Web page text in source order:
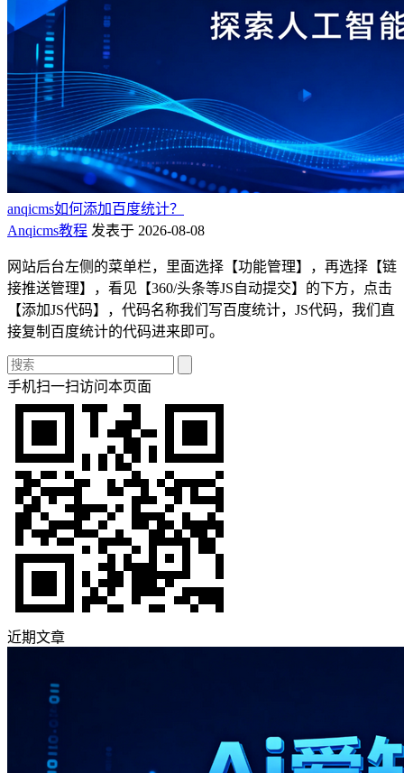
anqicms如何添加百度统计？
Anqicms教程 发表于 2026-08-08
网站后台左侧的菜单栏，里面选择【功能管理】，再选择【链
接推送管理】，看见【360/头条等JS自动提交】的下方，点击
【添加JS代码】，代码名称我们写百度统计，JS代码，我们直
接复制百度统计的代码进来即可。
手机扫一扫访问本页面
近期文章